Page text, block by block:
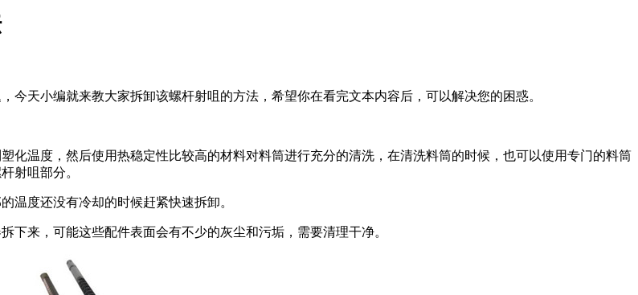
天小编就来教大家拆卸该螺杆射咀的方法，希望你在看完文本内容后，可以解决您的困惑。
温度，然后使用热稳定性比较高的材料对料筒进行充分的清洗，在清洗料筒的时候，也可以使用专门的料筒
射咀部分。
度还没有冷却的时候赶紧快速拆卸。
来，可能这些配件表面会有不少的灰尘和污垢，需要清理干净。